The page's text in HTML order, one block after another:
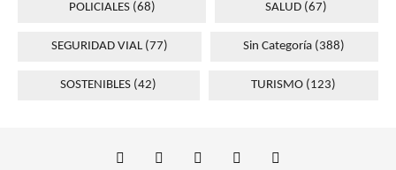
POLICIALES(68) SALUD (67)
SEGURIDAD VIAL(77) Sin Categoría (388)
SOSTENIBLES (42) TURISMO(123)